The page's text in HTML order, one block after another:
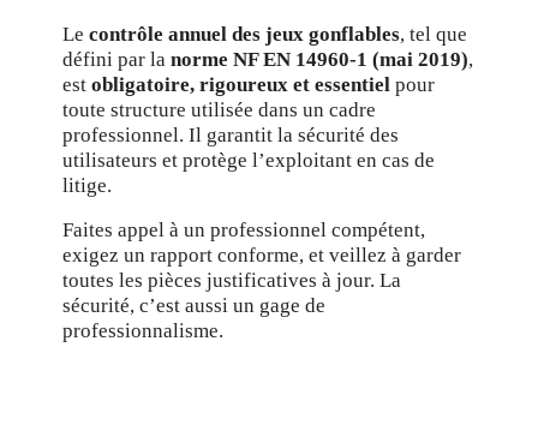
Lecontrôle annuel des jeux gonflables, tel que
défini par lanorme NF EN 14960-1 (mai 2019),
estobligatoire, rigoureux et essentiel pour
toute structure utilisée dans un cadre
professionnel. Il garantit la sécurité des
utilisateurs et protège l’exploitant en cas de
litige.
Faites appel à un professionnel compétent,
exigez un rapport conforme, et veillez à garder
toutes les pièces justificatives à jour. La
sécurité, c’est aussi un gage de
professionnalisme.